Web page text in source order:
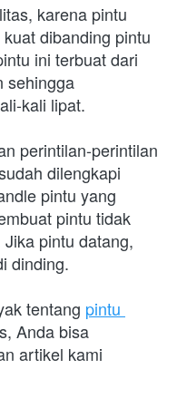
karena pintu
dibanding pintu
ini terbuat dari
sehingga
kali lipat.
perintilan-perintilan
dilengkapi
pintu yang
pintu tidak
pintu datang,
dinding.
tentang pintu
Anda bisa
artikel kami